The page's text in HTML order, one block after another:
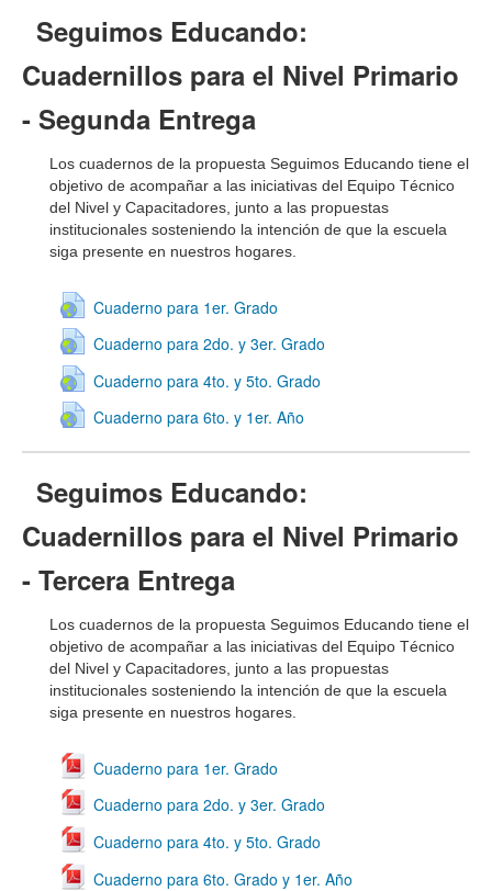
Seguimos Educando:
Cuadernillos para el Nivel Primario
- Segunda Entrega
Los cuadernos de la propuesta Seguimos Educando tiene el
objetivo de acompañar a las iniciativas del Equipo Técnico
del Nivel y Capacitadores, junto a las propuestas
institucionales sosteniendo la intención de que la escuela
siga presente en nuestros hogares.
Cuaderno para 1er. Grado
Cuaderno para 2do. y 3er. Grado
Cuaderno para 4to. y 5to. Grado
Cuaderno para 6to. y 1er. Año
Seguimos Educando:
Cuadernillos para el Nivel Primario
- Tercera Entrega
Los cuadernos de la propuesta Seguimos Educando tiene el
objetivo de acompañar a las iniciativas del Equipo Técnico
del Nivel y Capacitadores, junto a las propuestas
institucionales sosteniendo la intención de que la escuela
siga presente en nuestros hogares.
Cuaderno para 1er. Grado
Cuaderno para 2do. y 3er. Grado
Cuaderno para 4to. y 5to. Grado
Cuaderno para 6to. Grado y 1er. Año